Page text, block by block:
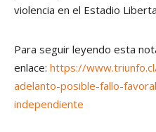
violencia en el Estadio
Para seguir leyendo esta
enlace: https://
adelanto-posible-fallo-
independiente